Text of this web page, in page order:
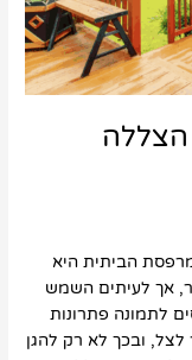
הצללה
הביתית היא
אך לעיתים השמש
לתמונה פתרונות
ובכך לא רק להגן